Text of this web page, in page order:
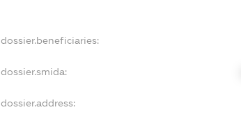
dossier.beneficiaries:
dossier.smida:
dossier.address: